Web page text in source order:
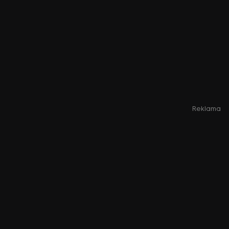
Reklama